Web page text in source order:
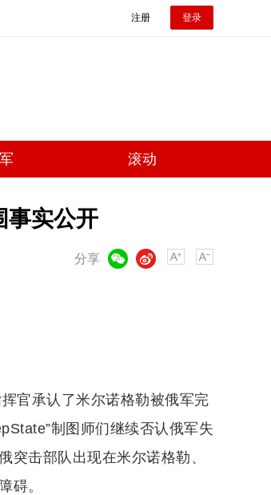
注册 登录
滚动
事实公开
分享
微博
官承认了米尔诺格勒被俄军完
制图师们继续否认俄军失
突击部队出现在米尔诺格勒、
碍。